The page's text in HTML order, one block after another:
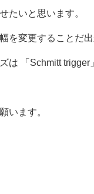
たいと思います。
変更することだ
「Schmitt trigger
います。